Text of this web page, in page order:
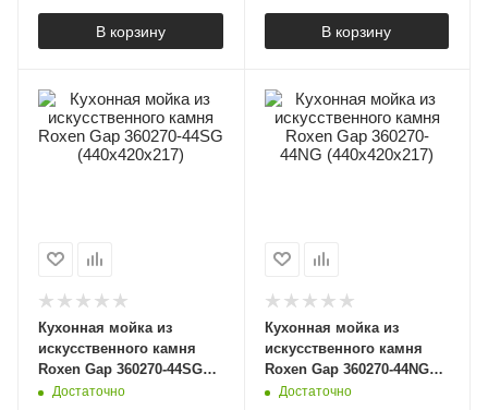
В корзину В корзину
Кухонная мойка из
искусственного камня
Roxen Gap 360270-44SG
(440х420х217)
Достаточно
Кухонная мойка из
искусственного камня
Roxen Gap 360270-44NG
(440х420х217)
Достаточно